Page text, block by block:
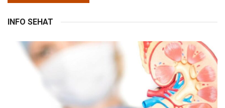
INFO SEHAT